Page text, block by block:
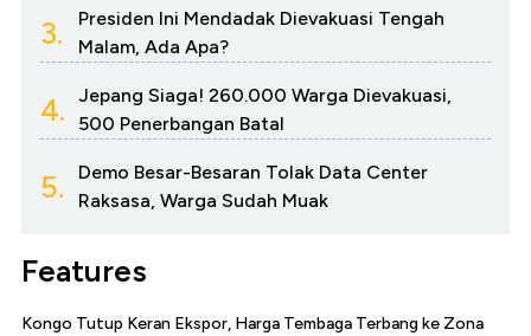
3.
Presiden Ini Mendadak Dievakuasi Tengah
Malam, Ada Apa?
4.
Jepang Siaga! 260.000 Warga Dievakuasi,
500 Penerbangan Batal
5.
Demo Besar-Besaran Tolak Data Center
Raksasa, Warga Sudah Muak
Features
Kongo Tutup Keran Ekspor, Harga Tembaga Terbang ke Zona